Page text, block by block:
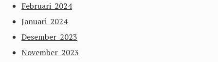
Februari 2024
Januari 2024
Desember 2023
November 2023